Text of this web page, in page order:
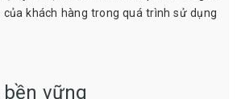
khách hàng trong quá trình sử dụng
vững